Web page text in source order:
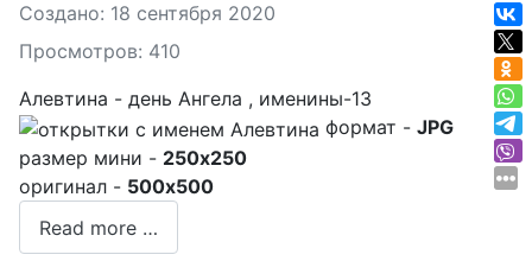
Создано: 18 сентября 2020
Просмотров: 410
Алевтина - день Ангела , именины-13
формат - JPG
размер мини - 250x250
оригинал - 500x500
Read more …